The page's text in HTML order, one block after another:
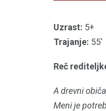
Uzrast: 5+
Trajanje: 55'
Reč
A drevni
Meni je